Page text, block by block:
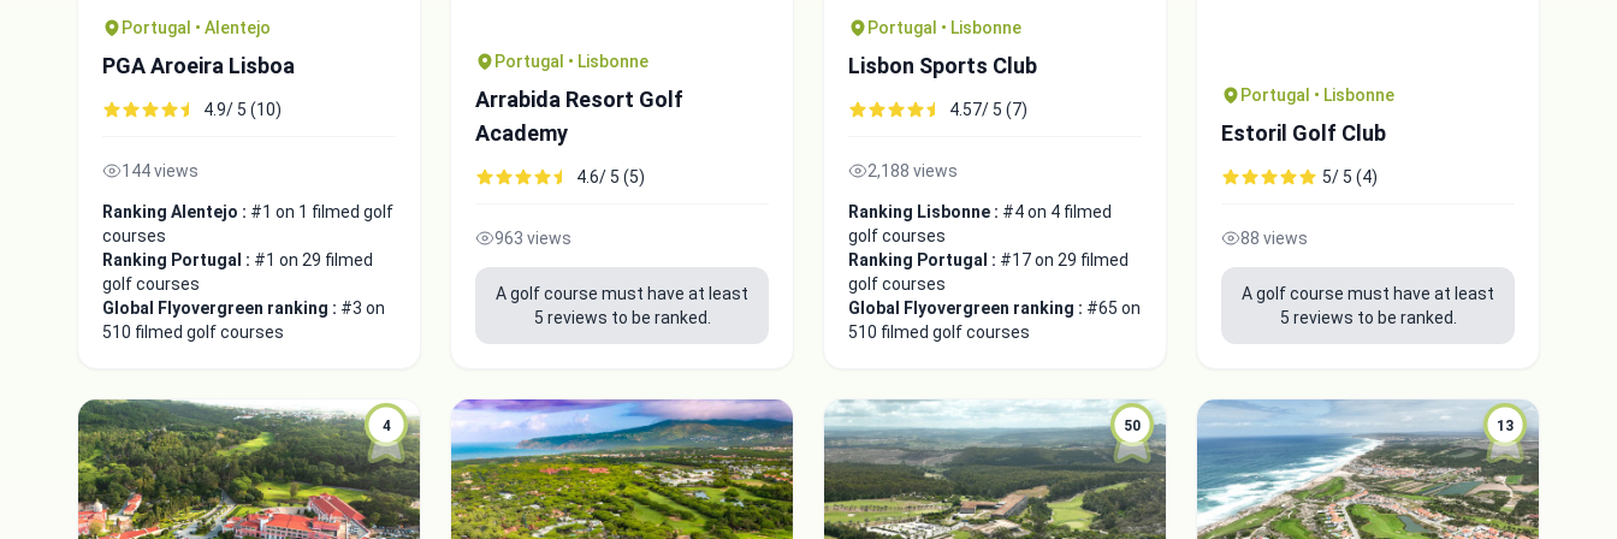
Portugal • Alentejo
PGA Aroeira Lisboa
4.9/ 5 (10)
144 views
Ranking Alentejo : #1 on 1 filmed golf
courses
Ranking Portugal : #1 on 29 filmed
golf courses
Global Flyovergreen ranking : #3 on
510 filmed golf courses
Portugal • Lisbonne
Arrabida Resort Golf
Academy
4.6/ 5 (5)
963 views
A golf course must have at least
5 reviews to be ranked.
Portugal • Lisbonne
Lisbon Sports Club
4.57/ 5 (7)
2,188 views
Ranking Lisbonne : #4 on 4 filmed
golf courses
Ranking Portugal : #17 on 29 filmed
golf courses
Global Flyovergreen ranking : #65 on
510 filmed golf courses
Portugal • Lisbonne
Estoril Golf Club
5/ 5 (4)
88 views
A golf course must have at least
5 reviews to be ranked.
4 50 13